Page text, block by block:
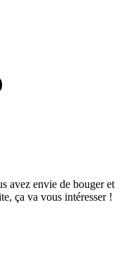
avez envie de bouger et
ça va vous intéresser !